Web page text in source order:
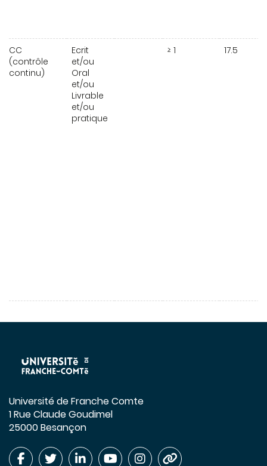
CC
(contrôle
continu)
Ecrit
et/ou
Oral
et/ou
Livrable
et/ou
pratique
≥ 1 17.5
Université de Franche Comte
1 Rue Claude Goudimel
25000 Besançon